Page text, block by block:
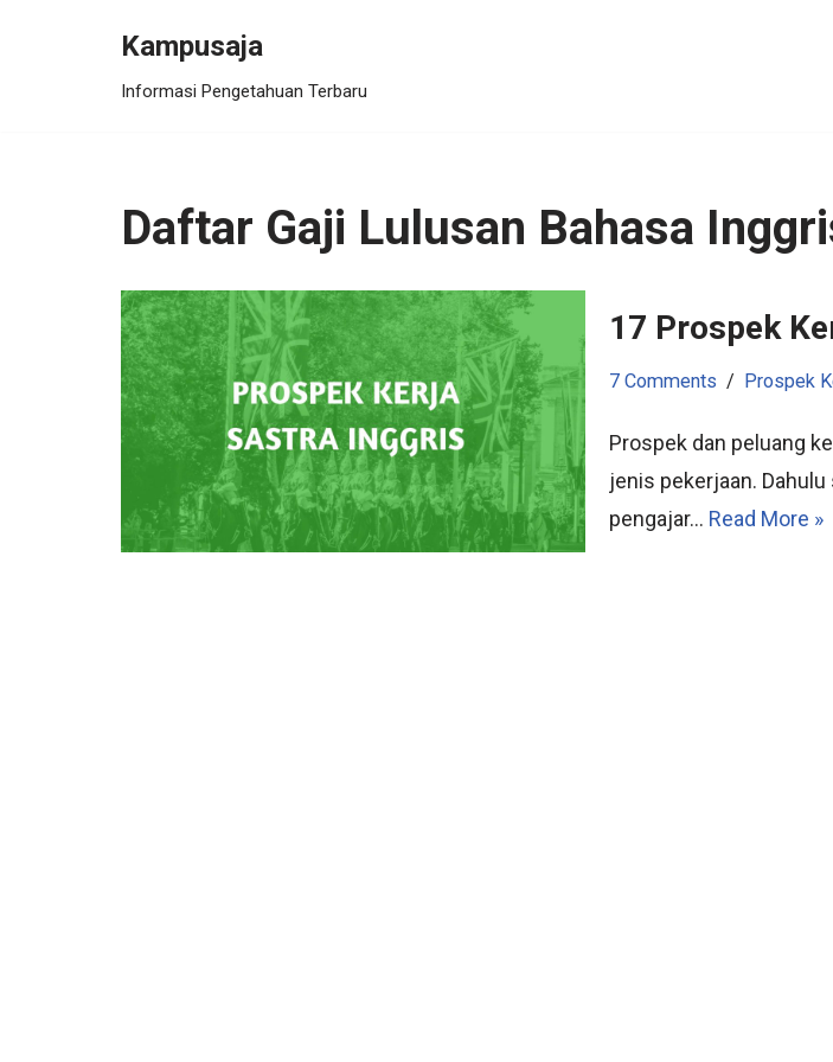
Kampusaja
Informasi Pengetahuan Terbaru
Daftar Gaji Lulusan Bahasa
17 Prospek
7 Comments Prospek
Prospek dan peluang
jenis pekerjaan.
pengajar… Read More »